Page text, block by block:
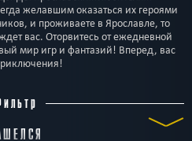
желавшим оказаться их героями
и проживаете в Ярославле, то
вас. Оторвитесь от ежедневной
мир игр и фантазий! Вперед, вас